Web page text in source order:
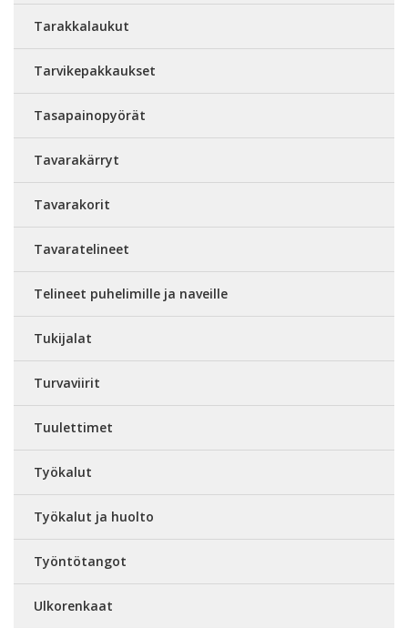
Tarakkalaukut
Tarvikepakkaukset
Tasapainopyörät
Tavarakärryt
Tavarakorit
Tavaratelineet
Telineet puhelimille ja naveille
Tukijalat
Turvaviirit
Tuulettimet
Työkalut
Työkalut ja huolto
Työntötangot
Ulkorenkaat